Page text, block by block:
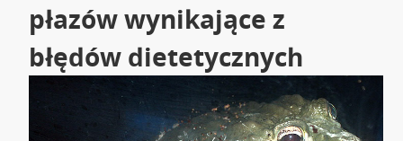
płazów wynikające z
błędów dietetycznych